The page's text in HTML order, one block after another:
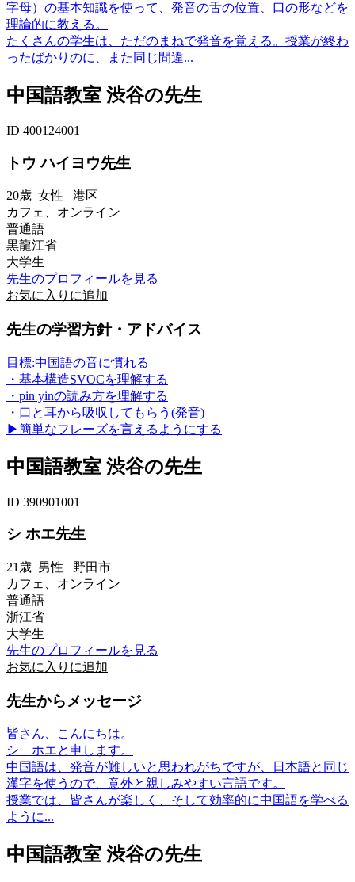
字母）の基本知識を使って、発音の舌の位置、口の形などを
理論的に教える。
たくさんの学生は、ただのまねで発音を覚える。授業が終わ
ったばかりのに、また同じ間違...
中国語教室 渋谷の先生
ID 400124001
トウ ハイヨウ先生
20歳 女性 港区
カフェ、オンライン
普通語
黒龍江省
大学生
先生のプロフィールを見る
お気に入りに追加
先生の学習方針・アドバイス
目標:中国語の音に慣れる
・基本構造SVOCを理解する
・pin yinの読み方を理解する
・口と耳から吸収してもらう(発音)
▶︎簡単なフレーズを言えるようにする
中国語教室 渋谷の先生
ID 390901001
シ ホエ先生
21歳 男性 野田市
カフェ、オンライン
普通語
浙江省
大学生
先生のプロフィールを見る
お気に入りに追加
先生からメッセージ
皆さん、こんにちは。
​シ ホエと申します。
​中国語は、発音が難しいと思われがちですが、日本語と同じ
漢字を使うので、意外と親しみやすい言語です。
​授業では、皆さんが楽しく、そして効率的に中国語を学べる
ように...
中国語教室 渋谷の先生